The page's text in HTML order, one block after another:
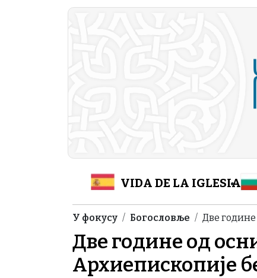
Skip to main content
Header Category
VIDA DE LA IGLESIA
Breadcrumb
У фокусу Богословље Две
Две године од
Архиепископије